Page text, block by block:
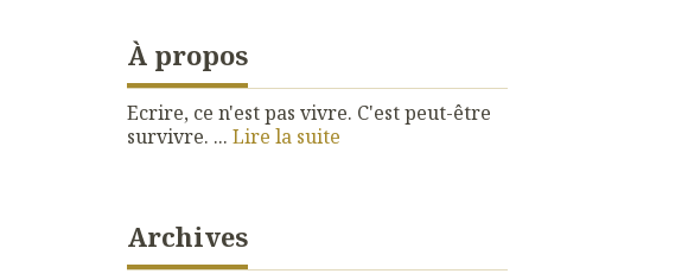
À propos
Ecrire, ce n'est pas vivre. C'est peut-être
survivre. ... Lire la suite
Archives